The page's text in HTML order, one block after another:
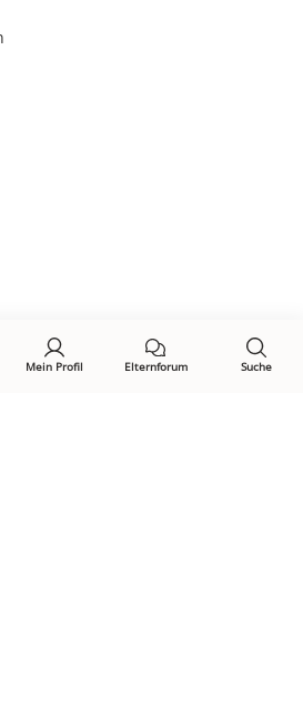
Mein Profil Elternforum Suche
@rundumsbaby_